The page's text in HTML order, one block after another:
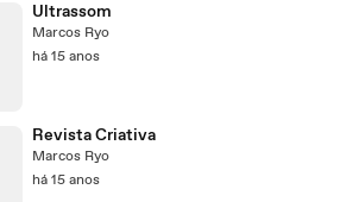
Ultrassom
Marcos Ryo
há 15 anos
Revista Criativa
Marcos Ryo
há 15 anos